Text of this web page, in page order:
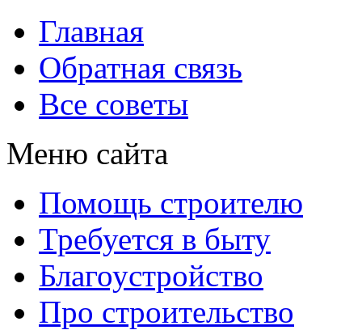
Главная
Обратная связь
Все советы
Меню сайта
Помощь строителю
Требуется в быту
Благоустройство
Про строительство